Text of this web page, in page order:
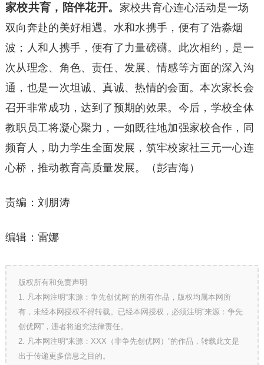
家校共育，陪伴花开。 家校共育心连心活动是一场
双向奔赴的美好相遇。水和水携手，便有了浩淼烟
波；人和人携手，便有了力量磅礴。此次相约，是一
次从理念、角色、责任、发展、情感等方面的深入沟
通，也是一次坦诚、真诚、热情的会面。本次家长会
召开非常成功，达到了预期的效果。今后，学校全体
教职员工将凝心聚力，一如既往地加强家校合作，同
频育人，助力学生全面发展，筑牢校家社三元一心连
心桥，推动教育高质量发展。（彭吉海）
责编：刘朋涛
编辑：雷娜
版权所有和免责声明
1. 凡本网注明“来源：争先创优网”的所有作品，版权均属本网所
有，未经本网授权不得转载。已经本网授权，必须注明“来源：争先
创优网”，违者将追究法律责任。
2. 凡本网注明“来源：XXX（非争先创优网）”的作品，转载此文是
出于传递更多信息之目的。